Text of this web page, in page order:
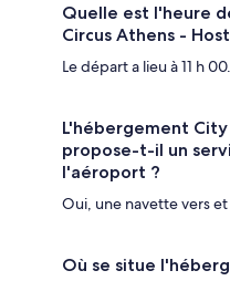
Quelle est l'heure
Circus Athens -
Le départ a lieu à 11 h 00.
L'hébergement
propose-t-il un
l'aéroport ?
Oui, une navette vers
Où se situe